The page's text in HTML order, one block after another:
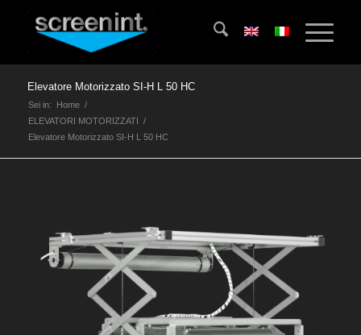
Elevatore Motorizzato SI-H L 50 HC
Sei in: Home /
ELEVATORI MOTORIZZATI /
Elevatore Motorizzato SI-H L 50 HC